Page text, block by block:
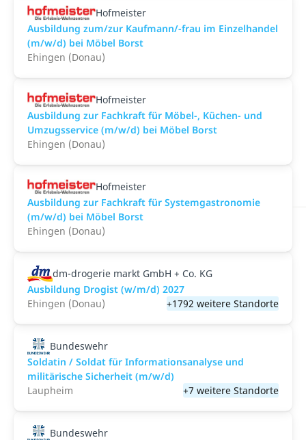
Hofmeister
Ausbildung zum/zur Kaufmann/-frau im Einzelhandel
(m/w/d) bei Möbel Borst
Ehingen (Donau)
Hofmeister
Ausbildung zur Fachkraft für Möbel-, Küchen- und
Umzugsservice (m/w/d) bei Möbel Borst
Ehingen (Donau)
Hofmeister
Ausbildung zur Fachkraft für Systemgastronomie
(m/w/d) bei Möbel Borst
Ehingen (Donau)
dm-drogerie markt GmbH + Co. KG
Ausbildung Drogist (w/m/d) 2027
Ehingen (Donau)
+1792 weitere Standorte
Bundeswehr
Soldatin / Soldat für Informationsanalyse und
militärische Sicherheit (m/w/d)
Laupheim
+7 weitere Standorte
Bundeswehr